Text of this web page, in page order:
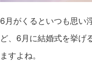
6月がくるといつも思い
ど、6月に結婚式を挙げ
ますよね。